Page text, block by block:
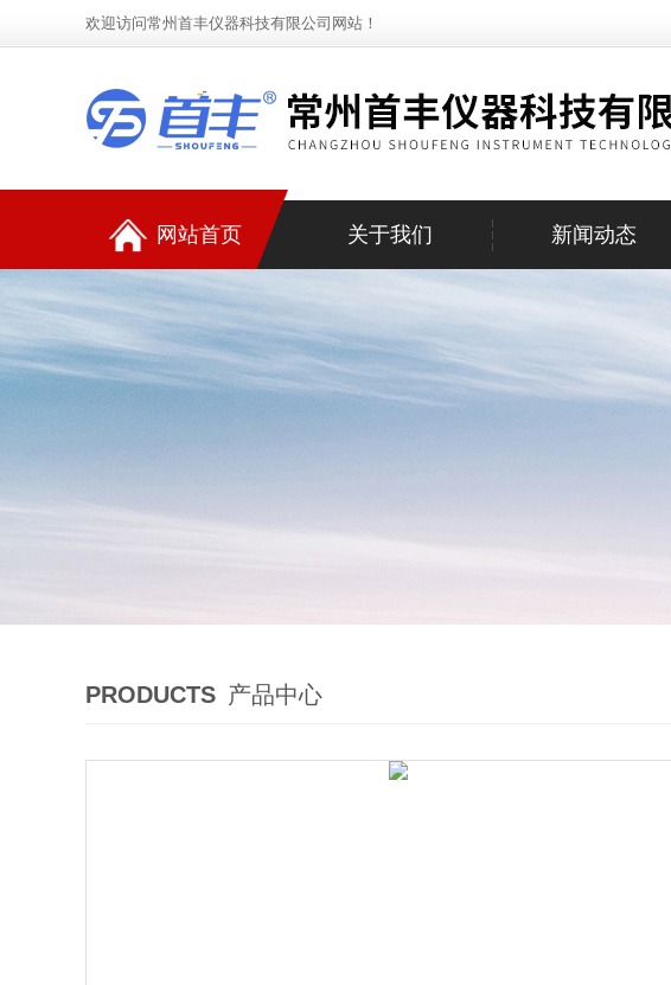
欢迎访问常州首丰仪器科技有限公司网站！
网站首页 关于我们 新闻动态
PRODUCTS 产品中心